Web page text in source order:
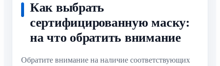
Как выбрать
сертифицированную маску:
на что обратить внимание
Обратите внимание на наличие соответствующих